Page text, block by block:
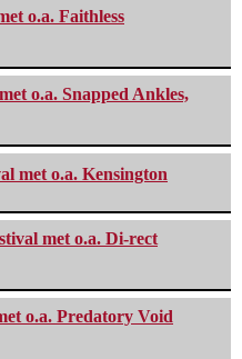
o.a. Faithless
o.a. Snapped Ankles,
met o.a. Kensington
met o.a. Di-rect
o.a. Predatory Void